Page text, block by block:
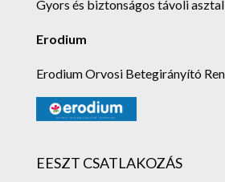
Gyors és biztonságos távoli
Erodium
Erodium Orvosi Betegirányító
EESZT CSATLAKOZÁS